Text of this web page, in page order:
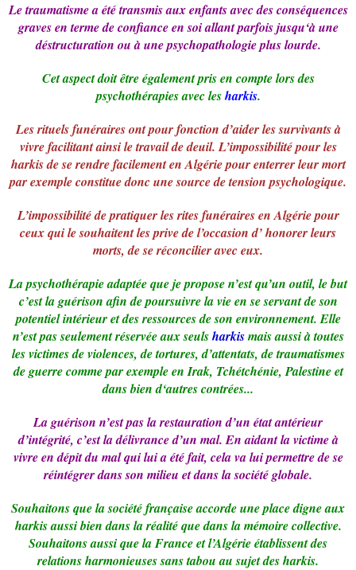
Le traumatisme a été transmis aux enfants avec des conséquences
graves en terme de confiance en soi allant parfois jusqu‘à une
déstructuration ou à une psychopathologie plus lourde.
Cet aspect doit être également pris en compte lors des
psychothérapies avec lesharkis.
Les rituels funéraires ont pour fonction d’aider les survivants à
vivre facilitant ainsi le travail de deuil. L’impossibilité pour les
harkis de se rendre facilement en Algérie pour enterrer leur mort
par exemple constitue donc une source de tension psychologique.
L’impossibilité de pratiquer les rites funéraires en Algérie pour
ceux qui le souhaitent les prive de l’occasion d’ honorer leurs
morts, de se réconcilier avec eux.
La psychothérapie adaptée que je propose n’est qu’un outil, le but
c’est la guérison afin de poursuivre la vie en se servant de son
potentiel intérieur et des ressources de son environnement. Elle
n’est pas seulement réservée aux seulsharkismais aussi à toutes
les victimes de violences, de tortures, d’attentats, de traumatismes
de guerre comme par exemple en Irak, Tchétchénie, Palestine et
dans bien d‘autres contrées...
La guérison n’est pas la restauration d’un état antérieur
d’intégrité, c’est la délivrance d’un mal. En aidant la victime à
vivre en dépit du mal qui lui a été fait, cela va lui permettre de se
réintégrer dans son milieu et dans la société globale.
Souhaitons que la société française accorde une place digne aux
harkis aussi bien dans la réalité que dans la mémoire collective.
Souhaitons aussi que la France et l’Algérie établissent des
relations harmonieuses sans tabou au sujet des harkis.